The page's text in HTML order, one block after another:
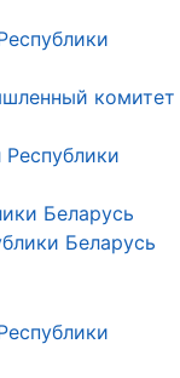
комитет
Беларусь
Беларусь